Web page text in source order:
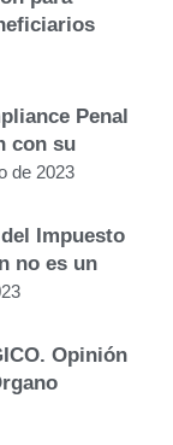
Penal
con su
de 2023
Impuesto
no es un
Opinión